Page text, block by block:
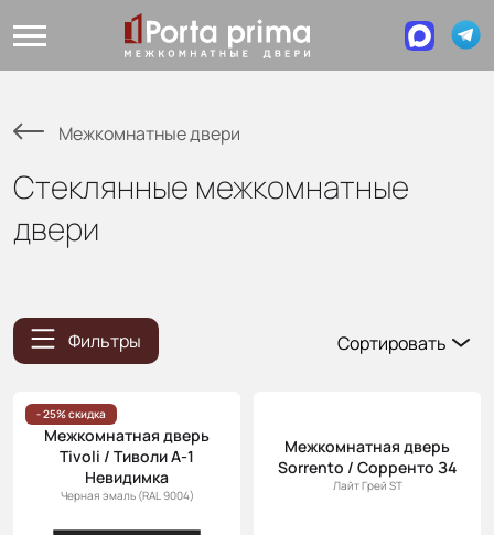
Межкомнатные двери
Стеклянные межкомнатные
двери
Фильтры
Сортировать
(возр.)
Цена (убыв.)
- 25% скидка
Межкомнатная дверь
Tivoli / Тиволи А-1
Невидимка
Черная эмаль (RAL 9004)
Межкомнатная дверь
Sorrento / Сорренто З4
Лайт Грей ST